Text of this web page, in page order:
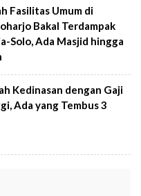
Fasilitas Umum di
Bakal Terdampak
Solo, Ada Masjid hingga
Kedinasan dengan Gaji
Ada yang Tembus 3